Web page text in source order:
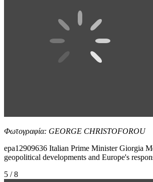
Φωτογραφία: GEORGE CHRISTOFOROU
epa12909636 Italian Prime Minister Giorgia
geopolitical developments and Europe's
5 / 8